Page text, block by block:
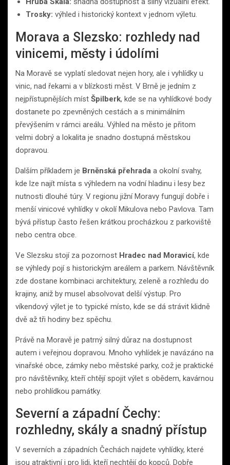
Trosky: výhled i historický kontext v jednom výletu.
Morava a Slezsko: rozhledy nad
vinicemi, městy i údolími
Na Moravě se vyplatí sledovat nejen hory, ale i vyhlídky u
vinic, nad řekami a v blízkosti měst. V Brně je jedním z
nejpřístupnějších míst Špilberk, kde se na vyhlídkové body
dostanete po zpevněných cestách a s minimálním
převýšením v rámci areálu. Výhled na město je přitom
velmi dobrý a lokalita je snadno dostupná městskou
dopravou.
Dalším příkladem je Brněnská přehrada a okolní svahy,
kde lze najít místa s výhledem na vodní hladinu i lesy bez
nutnosti dlouhé túry. V regionu jižní Moravy fungují dobře i
menší vinicové vyhlídky v okolí Mikulova nebo Pavlova. Tam
bývá přístup často řešen krátkou procházkou z parkoviště
nebo centra obce.
Ve Slezsku stojí za pozornost Hradec nad Moravicí, kde
se výhledy pojí s historickým areálem a parkem. Návštěvník
zde dostane kombinaci architektury, zeleně a rozhledu do
krajiny, aniž by musel absolvovat delší výstup. Pro
víkendový výlet je to typické místo, kde se dá strávit klidně
dvě až tři hodiny bez spěchu.
Právě na Moravě je patrný silný důraz na dostupnost
autem i veřejnou dopravou. Mnoho vyhlídek je navázáno na
vinařské obce, zámky nebo městské parky, což je praktické
pro návštěvníky, kteří chtějí spojit výlet s obědem, kavárnou
nebo prohlídkou památky.
Severní a západní Čechy:
rozhledny, skály a snadný přístup
V severních a západních Čechách najdete vyhlídky, které
jsou atraktivní i pro lidi, kteří nechtějí do kopců. Dobře